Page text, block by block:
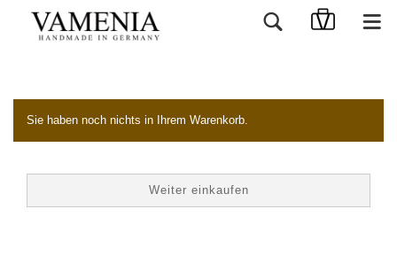
Ihr Warenkorb
Sie haben noch nichts in Ihrem Warenkorb.
Weiter einkaufen